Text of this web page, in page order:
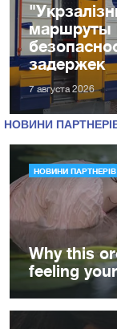
маршруты
задержек
7 августа 2026